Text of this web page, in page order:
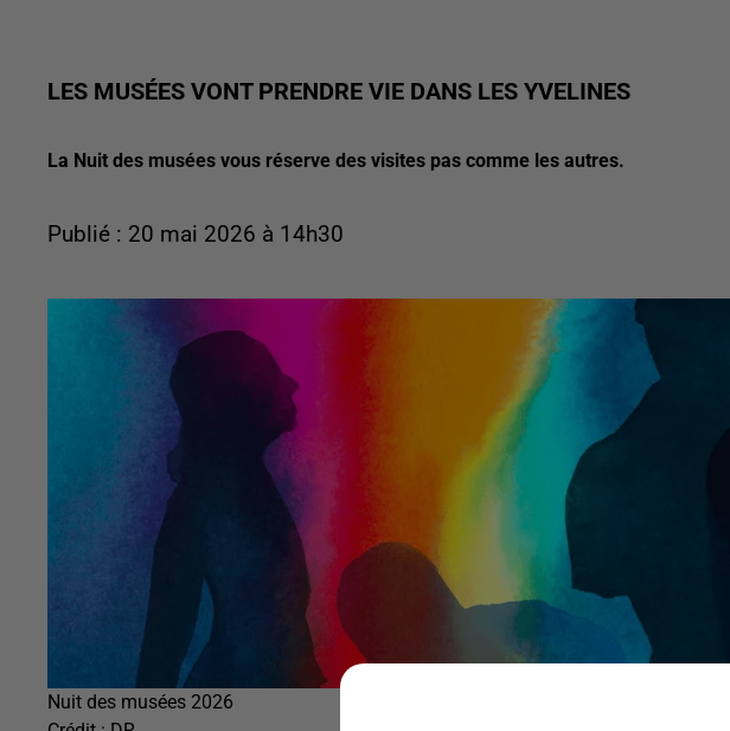
LES MUSÉES VONT PRENDRE VIE DANS LES YVELINES
La Nuit des musées vous réserve des visites pas comme les autres.
Publié : 20 mai 2026 à 14h30
Nuit des musées 2026